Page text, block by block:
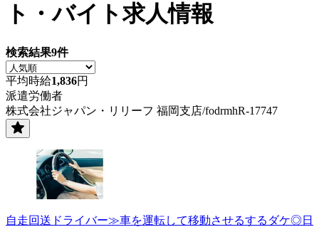
ト・バイト求人情報
検索結果9件
平均時給1,836円
派遣労働者
株式会社ジャパン・リリーフ 福岡支店/fodrmhR-17747
自走回送ドライバー≫車を運転して移動させるするダケ◎日